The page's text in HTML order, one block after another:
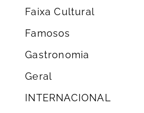
Faixa Cultural
Famosos
Gastronomia
Geral
INTERNACIONAL